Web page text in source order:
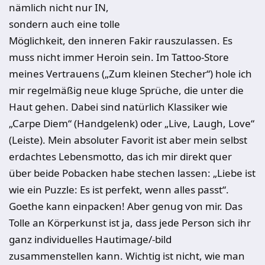
nämlich nicht nur IN,
sondern auch eine tolle
Möglichkeit, den inneren Fakir rauszulassen. Es
muss nicht immer Heroin sein. Im Tattoo-Store
meines Vertrauens („Zum kleinen Stecher“) hole ich
mir regelmäßig neue kluge Sprüche, die unter die
Haut gehen. Dabei sind natürlich Klassiker wie
„Carpe Diem“ (Handgelenk) oder „Live, Laugh, Love“
(Leiste). Mein absoluter Favorit ist aber mein selbst
erdachtes Lebensmotto, das ich mir direkt quer
über beide Pobacken habe stechen lassen: „Liebe ist
wie ein Puzzle: Es ist perfekt, wenn alles passt“.
Goethe kann einpacken! Aber genug von mir. Das
Tolle an Körperkunst ist ja, dass jede Person sich ihr
ganz individuelles Hautimage/-bild
zusammenstellen kann. Wichtig ist nicht, wie man